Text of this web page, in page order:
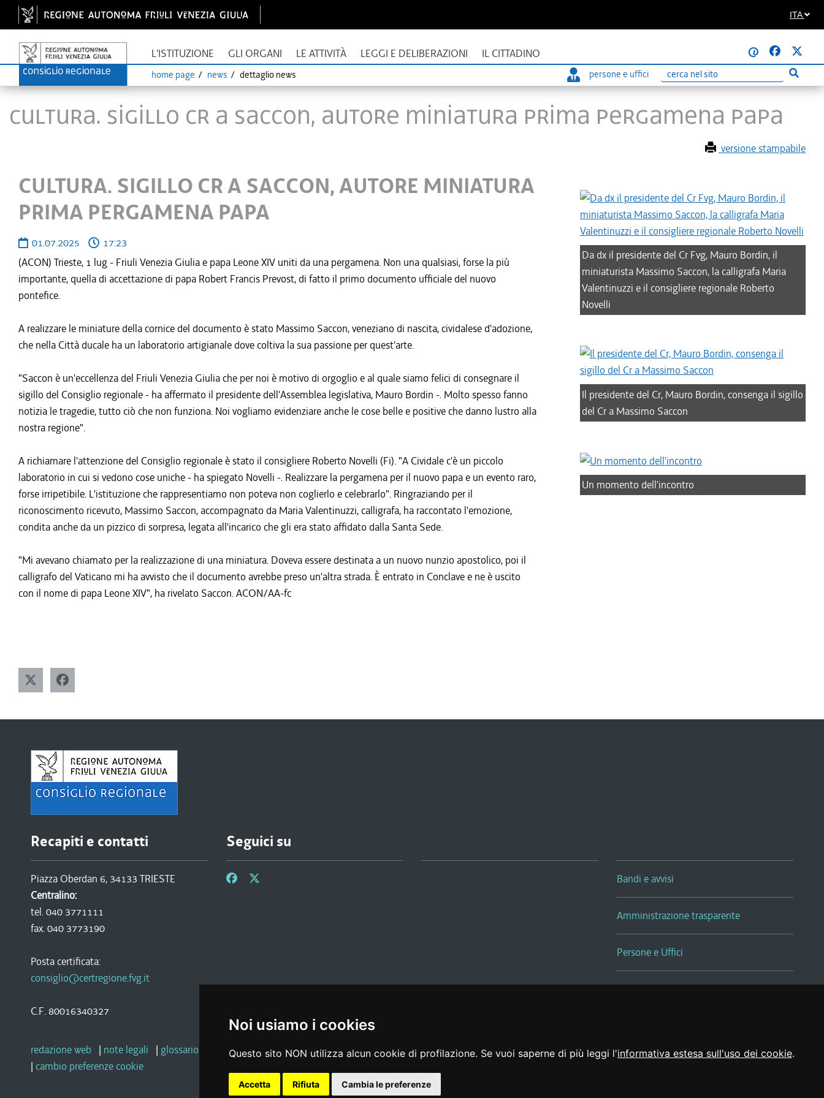
Noi usiamo i cookies
Questo sito NON utilizza alcun cookie di profilazione. Se vuoi saperne di più leggi l'informativa estesa sull'uso dei cookie.
Accetta Rifiuta Cambia le preferenze
ITA
L'ISTITUZIONE GLI ORGANI LE ATTIVITÀ LEGGI E DELIBERAZIONI IL CITTADINO @
home page news dettaglio news persone e uffici
Ricerca Esegui
CULTURA. SIGILLO CR A SACCON, AUTORE MINIATURA PRIMA PERGAMENA PAPA
versione stampabile
CULTURA. SIGILLO CR A SACCON, AUTORE MINIATURA
PRIMA PERGAMENA PAPA
01.07.2025
17:23
(ACON) Trieste, 1 lug - Friuli Venezia Giulia e papa Leone XIV uniti da una pergamena. Non una qualsiasi, forse la più
importante, quella di accettazione di papa Robert Francis Prevost, di fatto il primo documento ufficiale del nuovo
pontefice.
A realizzare le miniature della cornice del documento è stato Massimo Saccon, veneziano di nascita, cividalese d'adozione,
che nella Città ducale ha un laboratorio artigianale dove coltiva la sua passione per quest'arte.
"Saccon è un'eccellenza del Friuli Venezia Giulia che per noi è motivo di orgoglio e al quale siamo felici di consegnare il
sigillo del Consiglio regionale - ha affermato il presidente dell'Assemblea legislativa, Mauro Bordin -. Molto spesso fanno
notizia le tragedie, tutto ciò che non funziona. Noi vogliamo evidenziare anche le cose belle e positive che danno lustro alla
nostra regione".
A richiamare l'attenzione del Consiglio regionale è stato il consigliere Roberto Novelli (Fi). "A Cividale c'è un piccolo
laboratorio in cui si vedono cose uniche - ha spiegato Novelli -. Realizzare la pergamena per il nuovo papa e un evento raro,
forse irripetibile. L'istituzione che rappresentiamo non poteva non coglierlo e celebrarlo". Ringraziando per il
riconoscimento ricevuto, Massimo Saccon, accompagnato da Maria Valentinuzzi, calligrafa, ha raccontato l'emozione,
condita anche da un pizzico di sorpresa, legata all'incarico che gli era stato affidato dalla Santa Sede.
"Mi avevano chiamato per la realizzazione di una miniatura. Doveva essere destinata a un nuovo nunzio apostolico, poi il
calligrafo del Vaticano mi ha avvisto che il documento avrebbe preso un'altra strada. È entrato in Conclave e ne è uscito
con il nome di papa Leone XIV", ha rivelato Saccon. ACON/AA-fc
Da dx il presidente del Cr Fvg, Mauro Bordin, il
miniaturista Massimo Saccon, la calligrafa Maria
Valentinuzzi e il consigliere regionale Roberto
Novelli
Il presidente del Cr, Mauro Bordin, consenga il sigillo
del Cr a Massimo Saccon
Un momento dell'incontro
Recapiti e contatti
Piazza Oberdan 6, 34133 TRIESTE
Centralino:
tel. 040 3771111
fax. 040 3773190
Posta certificata:
consiglio@certregione.fvg.it
C.F. 80016340327
Seguici su
Bandi e avvisi
Amministrazione trasparente
Persone e Uffici
Sala Tiziano Tessitori
redazione web | note legali | glossario privacy |social media policy | dichiarazione di accessibilità | feedback
| cambio preferenze cookie
Realizzato da